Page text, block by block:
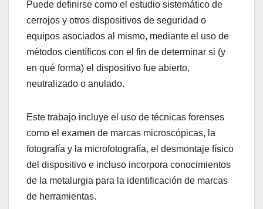
Puede definirse como el estudio sistemático de
cerrojos y otros dispositivos de seguridad o
equipos asociados al mismo, mediante el uso de
métodos científicos con el fin de determinar si (y
en qué forma) el dispositivo fue abierto,
neutralizado o anulado.
Este trabajo incluye el uso de técnicas forenses
como el examen de marcas microscópicas, la
fotografía y la microfotografía, el desmontaje físico
del dispositivo e incluso incorpora conocimientos
de la metalurgia para la identificación de marcas
de herramientas.